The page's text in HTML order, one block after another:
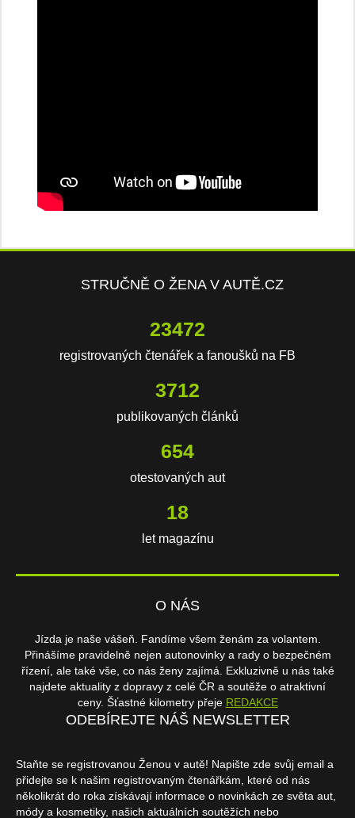
STRUČNĚ O ŽENA V AUTĚ.CZ
23472
registrovaných čtenářek a fanoušků na FB
3712
publikovaných článků
654
otestovaných aut
18
let magazínu
O NÁS
Jízda je naše vášeň. Fandíme všem ženám za volantem.
Přinášíme pravidelně nejen autonovinky a rady o bezpečném
řízení, ale také vše, co nás ženy zajímá. Exkluzivně u nás také
najdete aktuality z dopravy z celé ČR a soutěže o atraktivní
ceny. Šťastné kilometry přeje REDAKCE
ODEBÍREJTE NÁŠ NEWSLETTER
Staňte se registrovanou Ženou v autě! Napište zde svůj email a
přidejte se k našim registrovaným čtenářkám, které od nás
několikrát do roka získávají informace o novinkách ze světa aut,
módy a kosmetiky, našich aktuálních soutěžích nebo